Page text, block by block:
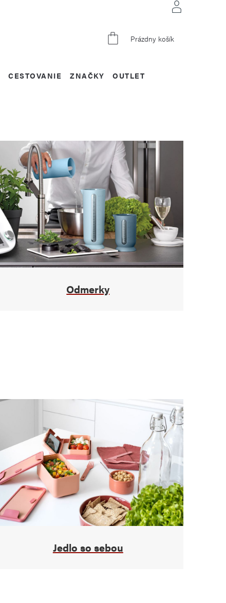
NÁKUPNÝ
Prázdny košík
CESTOVANIE OUTLET
ZNAČKY
Odmerky
Jedlo so sebou